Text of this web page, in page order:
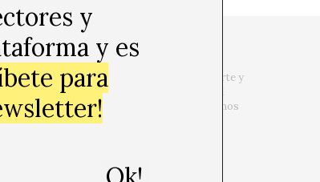
siempre ha pensado en viajar, entrar en
pensar mejor el mundo. La crítica de arte y
su convencimiento en la necesidad del
individuales. ¿Cómo si no podremos
y
y es
para